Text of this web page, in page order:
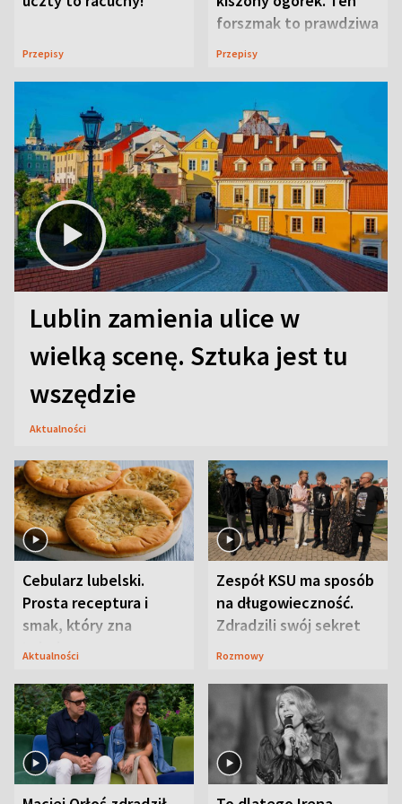
Przepisy
forszmak to prawdziwa
uczta
Przepisy
Lublin zamienia ulice w
wielką scenę. Sztuka jest tu
wszędzie
Aktualności
Cebularz lubelski.
Prosta receptura i
smak, który zna
Lubelszczyzna
Aktualności
Zespół KSU ma sposób
na długowieczność.
Zdradzili swój sekret
Rozmowy